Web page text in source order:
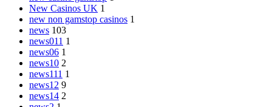
New Casinos UK 1
new non gamstop casinos 1
news 103
news011 1
news06 1
news10 2
news111 1
news12 9
news14 2